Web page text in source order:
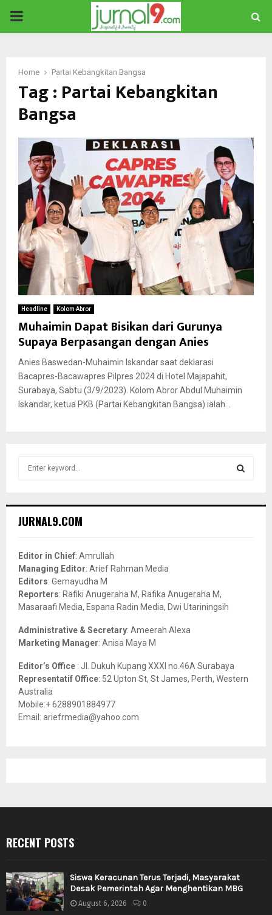
PRIMARY
Home Partai Kebangkitan Bangsa
Tag : Partai Kebangkitan
Bangsa
Headline Kolom Abror
Muhaimin Dapat Bisikan dari Gurunya
Supaya Berpasangan dengan Anies
Anies Baswedan-Muhaimin Iskandar saat deklarasi
Bacapres-Bacawapres Pilpres 2024 di Hotel Majapahit,
Surabaya, Sabtu (3/9/2023). Kolom Abror Abdul Muhaimin
Iskandar, ketua PKB (Partai Kebangkitan Bangsa) ialah...
h
o
r
:
JURNAL9.COM
Editor in Chief: Amrullah
Managing Editor: Arief Rahman Media
Editors: Gemayudha M
Reporters: Rafiki Anugeraha M, Rafika Anugeraha M,
Masaraafi Media, Espana Radin Media, Dwi Utariningsih
Administrative & Secretary: Ameerah Alexa
Marketing Manager: Anisa Maya M
Editor’s Office : Jl. Dukuh Kupang XXXI no.46A Surabaya
Representatif Office: 52 Upton St, St James, Perth, Western
Australia
Mobile:+ 6288901884977
Email: ariefrmedia@yahoo.com
RECENT POSTS
Siswa Keracunan Terus Terjadi, Masyarakat
Desak Pemerintah Agar Menghentikan MBG
August 6, 2026 0